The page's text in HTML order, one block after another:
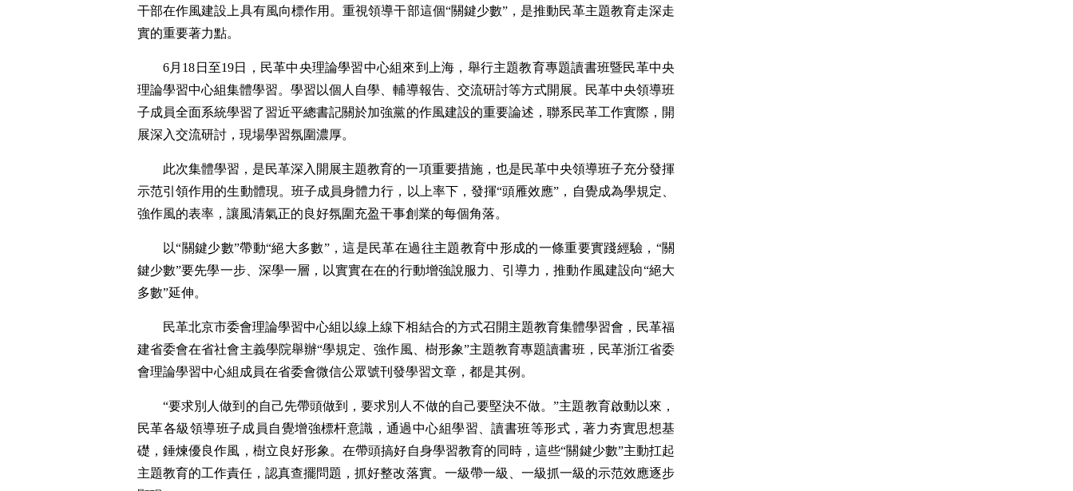
干部在作風建設上具有風向標作用。重視領導干部這個“關鍵少數”，是推動民革主題教育走深走
實的重要著力點。
6月18日至19日，民革中央理論學習中心組來到上海，舉行主題教育專題讀書班暨民革中央
理論學習中心組集體學習。學習以個人自學、輔導報告、交流研討等方式開展。民革中央領導班
子成員全面系統學習了習近平總書記關於加強黨的作風建設的重要論述，聯系民革工作實際，開
展深入交流研討，現場學習氛圍濃厚。
此次集體學習，是民革深入開展主題教育的一項重要措施，也是民革中央領導班子充分發揮
示范引領作用的生動體現。班子成員身體力行，以上率下，發揮“頭雁效應”，自覺成為學規定、
強作風的表率，讓風清氣正的良好氛圍充盈干事創業的每個角落。
以“關鍵少數”帶動“絕大多數”，這是民革在過往主題教育中形成的一條重要實踐經驗，“關
鍵少數”要先學一步、深學一層，以實實在在的行動增強說服力、引導力，推動作風建設向“絕大
多數”延伸。
民革北京市委會理論學習中心組以線上線下相結合的方式召開主題教育集體學習會，民革福
建省委會在省社會主義學院舉辦“學規定、強作風、樹形象”主題教育專題讀書班，民革浙江省委
會理論學習中心組成員在省委會微信公眾號刊發學習文章，都是其例。
“要求別人做到的自己先帶頭做到，要求別人不做的自己要堅決不做。”主題教育啟動以來，
民革各級領導班子成員自覺增強標杆意識，通過中心組學習、讀書班等形式，著力夯實思想基
礎，錘煉優良作風，樹立良好形象。在帶頭搞好自身學習教育的同時，這些“關鍵少數”主動扛起
主題教育的工作責任，認真查擺問題，抓好整改落實。一級帶一級、一級抓一級的示范效應逐步